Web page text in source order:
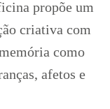
propõe um
criativa com
como
afetos e